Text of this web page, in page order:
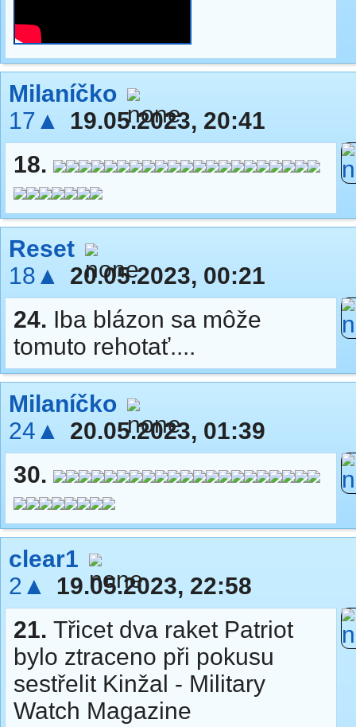
Milaníčko
17▲
19.05.2023, 20:41
18.
Reset
18▲
20.05.2023, 00:21
24. Iba blázon sa môže
tomuto rehotať....
Milaníčko
24▲
20.05.2023, 01:39
30.
clear1
2▲
19.05.2023, 22:58
21. Třicet dva raket Patriot
bylo ztraceno při pokusu
sestřelit Kinžal - Military
Watch Magazine